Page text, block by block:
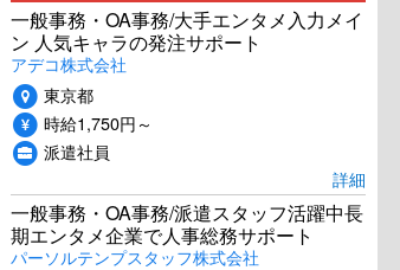
一般事務・OA事務/大手エンタメ入力メイ
ン 人気キャラの発注サポート
アデコ株式会社
東京都
時給1,750円～
派遣社員
詳細
一般事務・OA事務/派遣スタッフ活躍中長
期エンタメ企業で人事総務サポート
パーソルテンプスタッフ株式会社